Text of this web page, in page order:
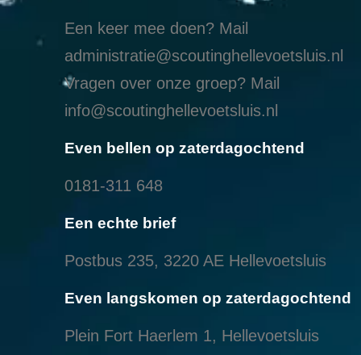
Een keer mee doen? Mail
administratie@scoutinghellevoetsluis.nl
Vragen over onze groep? Mail
info@scoutinghellevoetsluis.nl
Even bellen op zaterdagochtend
0181-311 648
Een echte brief
Postbus 235, 3220 AE Hellevoetsluis
Even langskomen op zaterdagochtend
Plein Fort Haerlem 1, Hellevoetsluis